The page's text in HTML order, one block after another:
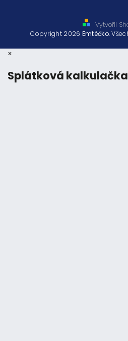
Vytvořil
Copyright 2026 Emtéčko.
×
Splátková kalkulačka